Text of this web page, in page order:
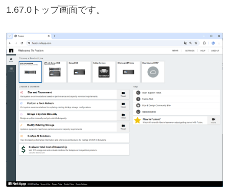
1.67.0トップ画面です。